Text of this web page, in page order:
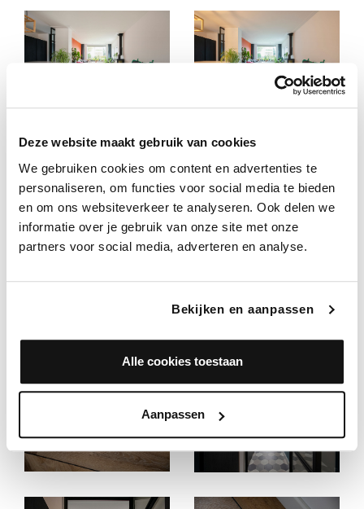
Deze website maakt gebruik van cookies
We gebruiken cookies om content en advertenties te
personaliseren, om functies voor social media te bieden
en om ons websiteverkeer te analyseren. Ook delen we
informatie over je gebruik van onze site met onze
partners voor social media, adverteren en analyse.
Bekijken en aanpassen
Alle cookies toestaan
Aanpassen